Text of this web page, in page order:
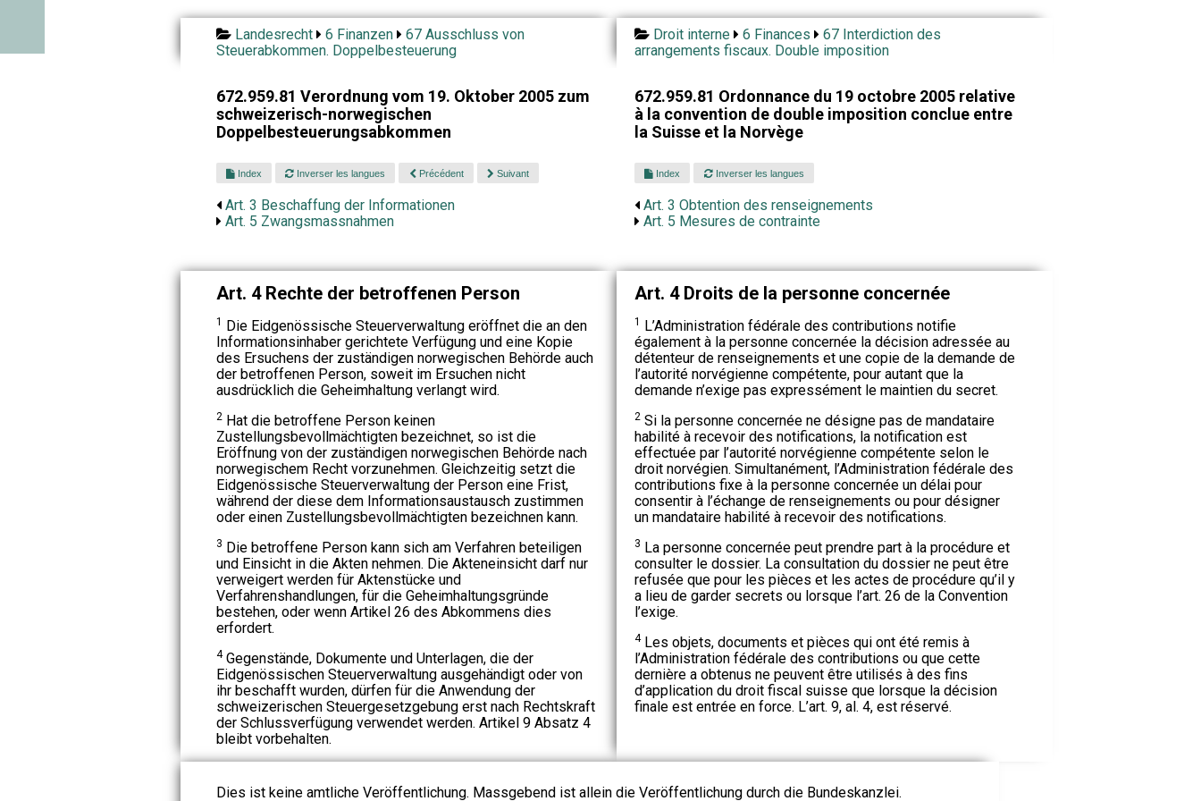
Landesrecht 6 Finanzen
67 Ausschluss von
Steuerabkommen. Doppelbesteuerung
Droit interne 6 Finances
67 Interdiction des
arrangements fiscaux. Double imposition
672.959.81 Verordnung vom 19. Oktober 2005 zum
schweizerisch-norwegischen
Doppelbesteuerungsabkommen
672.959.81 Ordonnance du 19 octobre 2005 relative
à la convention de double imposition conclue entre
la Suisse et la Norvège
Index Inverser les langues Précédent Suivant
Art. 3 Beschaffung der Informationen
Art. 5 Zwangsmassnahmen
Index Inverser les langues
Art. 3 Obtention des renseignements
Art. 5 Mesures de contrainte
Art. 4 Rechte der betroffenen Person
1 Die Eidgenössische Steuerverwaltung eröffnet die an den
Informationsinhaber gerichtete Verfügung und eine Kopie
des Ersuchens der zuständigen norwegischen Behörde auch
der betroffenen Person, soweit im Ersuchen nicht
ausdrücklich die Geheimhaltung verlangt wird.
2Hat die betroffene Person keinen
Zustellungsbevollmächtigten bezeichnet, so ist die
Eröffnung von der zuständigen norwegischen Behörde nach
norwegischem Recht vorzunehmen. Gleichzeitig setzt die
Eidgenössische Steuerverwaltung der Person eine Frist,
während der diese dem Informationsaustausch zustimmen
oder einen Zustellungsbevollmächtigten bezeichnen kann.
3 Die betroffene Person kann sich am Verfahren beteiligen
und Einsicht in die Akten nehmen. Die Akteneinsicht darf nur
verweigert werden für Aktenstücke und
Verfahrenshandlungen, für die Geheimhaltungsgründe
bestehen, oder wenn Artikel 26 des Abkommens dies
erfordert.
4Gegenstände, Dokumente und Unterlagen, die der
Eidgenössischen Steuerverwaltung ausgehändigt oder von
ihr beschafft wurden, dürfen für die Anwendung der
schweizerischen Steuergesetzgebung erst nach Rechtskraft
der Schlussverfügung verwendet werden. Artikel 9 Absatz 4
bleibt vorbehalten.
Art. 4 Droits de la personne concernée
1 L’Administration fédérale des contributions notifie
également à la personne concernée la décision adressée au
détenteur de renseignements et une copie de la demande de
l’autorité norvégienne compétente, pour autant que la
demande n’exige pas expressément le maintien du secret.
2Si la personne concernée ne désigne pas de mandataire
habilité à recevoir des notifications, la notification est
effectuée par l’autorité norvégienne compétente selon le
droit norvégien. Simultanément, l’Administration fédérale des
contributions fixe à la personne concernée un délai pour
consentir à l’échange de renseignements ou pour désigner
un mandataire habilité à recevoir des notifications.
3 La personne concernée peut prendre part à la procédure et
consulter le dossier. La consultation du dossier ne peut être
refusée que pour les pièces et les actes de procédure qu’il y
a lieu de garder secrets ou lorsque l’art. 26 de la Convention
l’exige.
4Les objets, documents et pièces qui ont été remis à
l’Administration fédérale des contributions ou que cette
dernière a obtenus ne peuvent être utilisés à des fins
d’application du droit fiscal suisse que lorsque la décision
finale est entrée en force. L’art. 9, al. 4, est réservé.
Dies ist keine amtliche Veröffentlichung. Massgebend ist allein die Veröffentlichung durch die Bundeskanzlei.